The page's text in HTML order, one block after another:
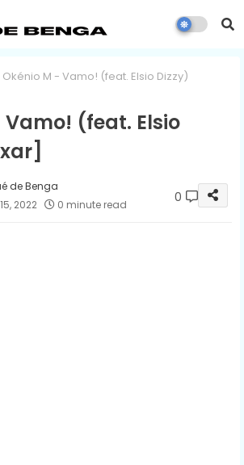
Okénio M - Vamo! (feat. Elsio Dizzy)
Vamo! (feat. Elsio
de Benga
2022
0 minute read 0